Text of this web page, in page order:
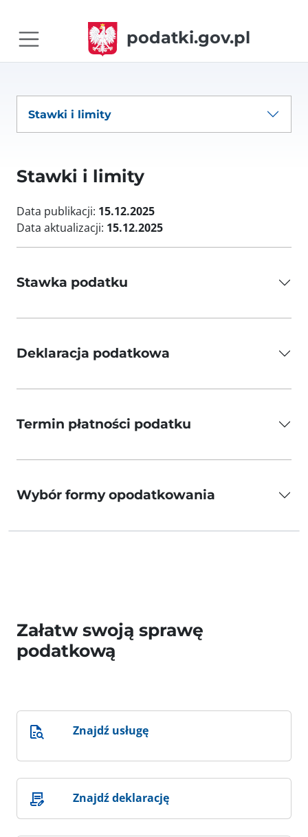
podatki.gov.pl
Stawki i limity
Stawki i limity
Data publikacji: 15.12.2025
Data aktualizacji: 15.12.2025
Stawka podatku
Deklaracja podatkowa
Termin płatności podatku
Wybór formy opodatkowania
Załatw swoją sprawę
podatkową
Znajdź usługę
Znajdź deklarację